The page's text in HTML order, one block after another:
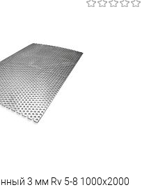
Сравнение
Под заказ
3 мм Rv 5-8 1000х2000